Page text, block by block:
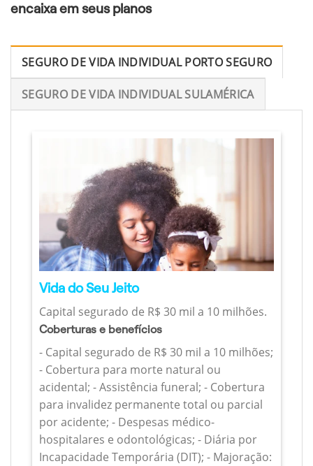
encaixa em seus planos
SEGURO DE VIDA INDIVIDUAL PORTO SEGURO
SEGURO DE VIDA INDIVIDUAL SULAMÉRICA
Vida do Seu Jeito
Capital segurado de R$ 30 mil a 10 milhões.
Coberturas e benefícios
- Capital segurado de R$ 30 mil a 10 milhões;
- Cobertura para morte natural ou
acidental; - Assistência funeral; - Cobertura
para invalidez permanente total ou parcial
por acidente; - Despesas médico-
hospitalares e odontológicas; - Diária por
Incapacidade Temporária (DIT); - Majoração: